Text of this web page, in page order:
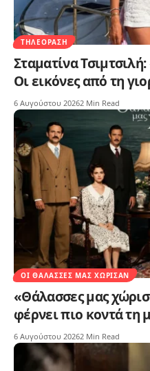
ΤΗΛΕΌΡΑΣΗ
Σταματίνα
Οι εικόνες από τη
6 Αυγούστου 20262 Min Read
ΟΙ ΘΆΛΑΣΣΕΣ ΜΑΣ ΧΏΡΙΣΑΝ
«Θάλασσες μας
φέρνει πιο κοντά τη
6 Αυγούστου 20262 Min Read